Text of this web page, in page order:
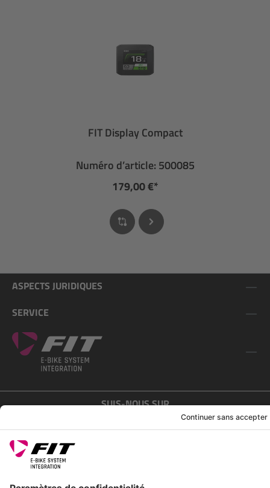
FIT Display Compact
Numéro d’article: 500085
179,00 €*
ASPECTS JURIDIQUES
SERVICE
SUIS-NOUS SUR